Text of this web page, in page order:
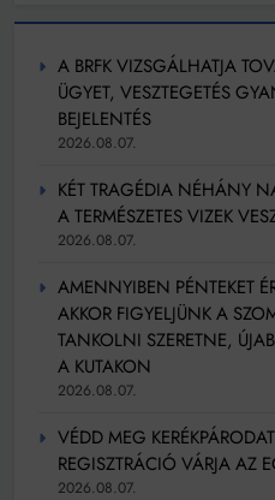
A BRFK VIZSGÁLHATJA
ÜGYET, VESZTEGETÉS
BEJELENTÉS
2026.08.07.
KÉT TRAGÉDIA NÉHÁNY
A TERMÉSZETES VIZEK
2026.08.07.
AMENNYIBEN PÉNTEKET
AKKOR FIGYELJÜNK A
TANKOLNI SZERETNE,
A KUTAKON
2026.08.07.
VÉDD MEG
REGISZTRÁCIÓ VÁRJA AZ
2026.08.07.